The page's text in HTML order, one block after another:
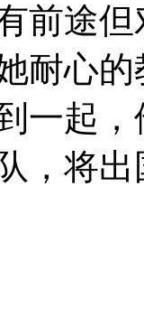
前途
耐心
一起
，将